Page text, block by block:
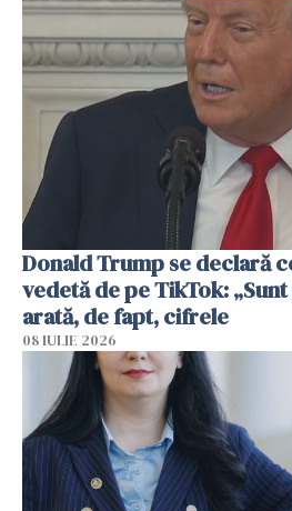
Donald Trump se declară
vedetă de pe TikTok:
arată, de fapt, cifrele
08 IULIE 2026